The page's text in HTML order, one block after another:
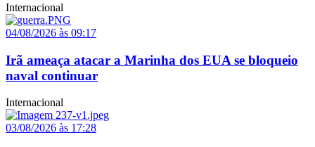
Internacional
04/08/2026 às 09:17
Irã ameaça atacar a Marinha dos EUA se bloqueio
naval continuar
Internacional
03/08/2026 às 17:28